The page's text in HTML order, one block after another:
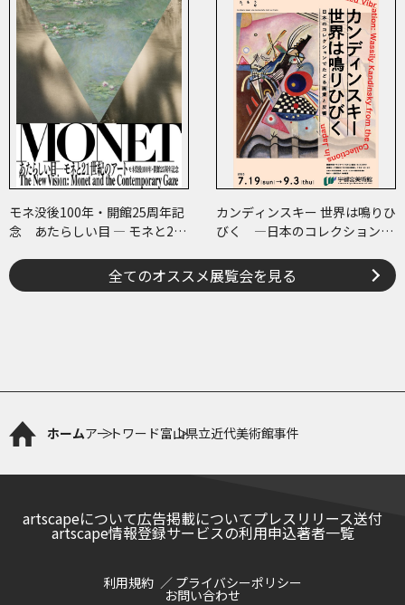
モネ没後100年・開館25周年記
念 あたらしい目 ― モネと21
カンディンスキー 世界は鳴りひ
びく ―日本のコレクションで
全てのオススメ展覧会を見る
ホームアートワード富山県立近代美術館事件
artscapeについて広告掲載についてプレスリリース送付
artscape情報登録サービスの利用申込著者一覧
利用規約 プライバシーポリシー
お問い合わせ